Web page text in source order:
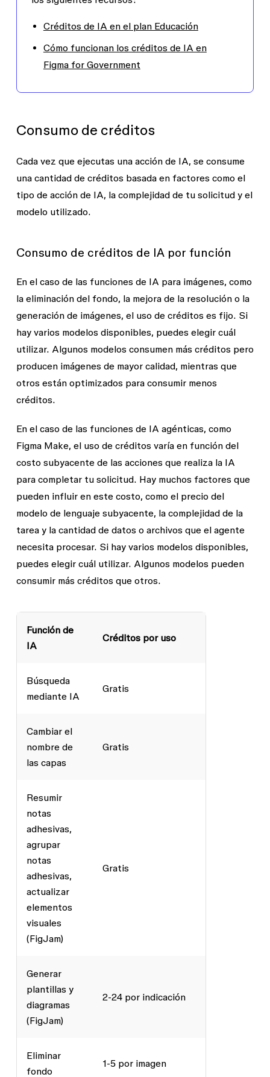
Créditos de IA en el plan Educación
Cómo funcionan los créditos de IA en
Figma for Government
Consumo de créditos
Cada vez que ejecutas una acción de IA, se consume
una cantidad de créditos basada en factores como el
tipo de acción de IA, la complejidad de tu solicitud y el
modelo utilizado.
Consumo de créditos de IA por función
En el caso de las funciones de IA para imágenes, como
la eliminación del fondo, la mejora de la resolución o la
generación de imágenes, el uso de créditos es fijo. Si
hay varios modelos disponibles, puedes elegir cuál
utilizar. Algunos modelos consumen más créditos pero
producen imágenes de mayor calidad, mientras que
otros están optimizados para consumir menos
créditos.
En el caso de las funciones de IA agénticas, como
Figma Make, el uso de créditos varía en función del
costo subyacente de las acciones que realiza la IA
para completar tu solicitud. Hay muchos factores que
pueden influir en este costo, como el precio del
modelo de lenguaje subyacente, la complejidad de la
tarea y la cantidad de datos o archivos que el agente
necesita procesar. Si hay varios modelos disponibles,
puedes elegir cuál utilizar. Algunos modelos pueden
consumir más créditos que otros.
Función de
IA
Créditos por uso
Búsqueda
mediante IA
Gratis
Cambiar el
nombre de
las capas
Gratis
Resumir
notas
adhesivas,
agrupar
notas
adhesivas,
actualizar
elementos
visuales
(FigJam)
Gratis
Generar
plantillas y
diagramas
(FigJam)
2-24 por indicación
Eliminar
fondo
1-5 por imagen